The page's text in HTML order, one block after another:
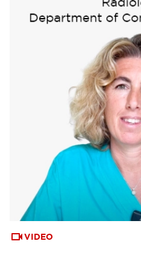
VIDEO